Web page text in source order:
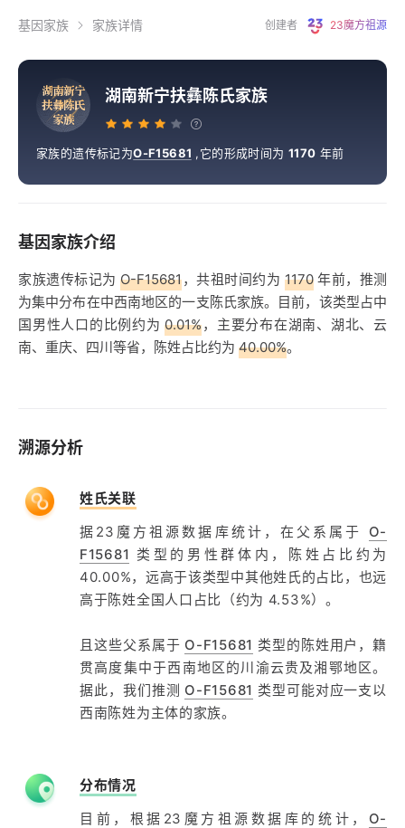
基因家族 家族详情 创建者 23魔方祖源
湖南新宁
扶彝陈氏
家族
湖南新宁扶彝陈氏家族
家族的遗传标记为O-F15681 ,它的形成时间为1170 年前
基因家族介绍
家族遗传标记为 O-F15681，共祖时间约为 1170年前，推测
为集中分布在中西南地区的一支陈氏家族。目前，该类型占中
国男性人口的比例约为0.01%，主要分布在湖南、湖北、云
南、重庆、四川等省，陈姓占比约为 40.00%。
溯源分析
姓氏关联
据23魔方祖源数据库统计，在父系属于 O-
F15681 类型的男性群体内，陈姓占比约为
40.00%，远高于该类型中其他姓氏的占比，也远
高于陈姓全国人口占比（约为 4.53%）。
且这些父系属于 O-F15681 类型的陈姓用户，籍
贯高度集中于西南地区的川渝云贵及湘鄂地区。
据此，我们推测 O-F15681 类型可能对应一支以
西南陈姓为主体的家族。
分布情况
目前，根据23魔方祖源数据库的统计， O-